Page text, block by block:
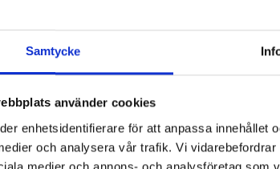
Samtycke
använder cookies
enhetsidentifierare för att anpassa innehållet
och analysera vår trafik. Vi
medier och annons- och analysföretag